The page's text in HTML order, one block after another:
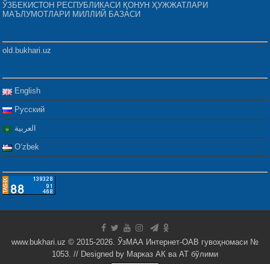
ЎЗБЕКИСТОН РЕСПУБЛИКАСИ ҚОНУН ҲУЖЖАТЛАРИ
МАЪЛУМОТЛАРИ МИЛЛИЙ БАЗАСИ
old.bukhari.uz
English
Русский
العربية
Oʻzbek
www.bukhari.uz © 2015-2026. ЎзМАА Интернет-ОАВ гувоҳномаси №
1053. // Designed by Марказ АК ва АТ бўлими